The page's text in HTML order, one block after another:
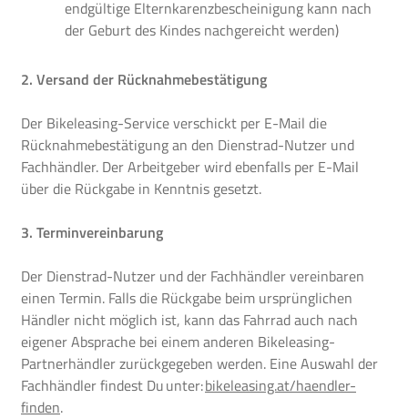
endgültige Elternkarenzbescheinigung kann nach
der Geburt des Kindes nachgereicht werden)
2. Versand der Rücknahmebestätigung
Der Bikeleasing-Service verschickt per E-Mail die
Rücknahmebestätigung an den Dienstrad-Nutzer und
Fachhändler. Der Arbeitgeber wird ebenfalls per E-Mail
über die Rückgabe in Kenntnis gesetzt.
3. Terminvereinbarung
Der Dienstrad-Nutzer und der Fachhändler vereinbaren
einen Termin. Falls die Rückgabe beim ursprünglichen
Händler nicht möglich ist, kann das Fahrrad auch nach
eigener Absprache bei einem anderen Bikeleasing-
Partnerhändler zurückgegeben werden. Eine Auswahl der
Fachhändler findest Du unter:bikeleasing.at/haendler-
finden.